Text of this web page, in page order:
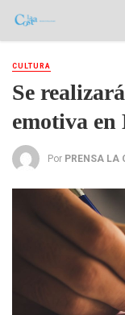
CULTURA
Se
emotiva en
Por PRENSA LA